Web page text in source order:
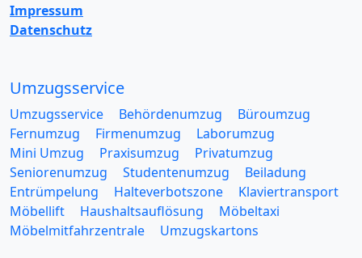
Impressum
Datenschutz
Umzugsservice
Umzugsservice Behördenumzug
Büroumzug
Fernumzug
Firmenumzug
Laborumzug
Mini Umzug
Praxisumzug
Privatumzug
Seniorenumzug
Studentenumzug
Beiladung
Entrümpelung
Halteverbotszone
Klaviertransport
Möbellift
Haushaltsauflösung
Möbeltaxi
Möbelmitfahrzentrale
Umzugskartons